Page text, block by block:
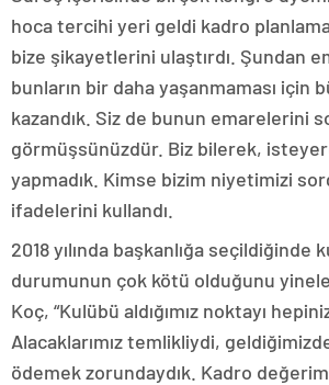
hoca tercihi yeri geldi kadro
bize şikayetlerini ulaştırdı. Şundan
bunların bir daha yaşanmaması için
kazandık. Siz de bunun emarelerini
görmüşsünüzdür. Biz bilerek,
yapmadık. Kimse bizim niyetimizi
ifadelerini kullandı.
2018 yılında başkanlığa seçildiğinde
durumunun çok kötü olduğunu
Koç, “Kulübü aldığımız noktayı
Alacaklarımız temlikliydi,
ödemek zorundaydık. Kadro